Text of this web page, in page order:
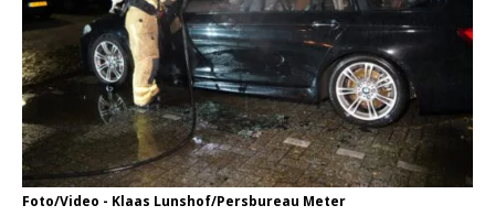
Foto/Video - Klaas Lunshof/Persbureau Meter